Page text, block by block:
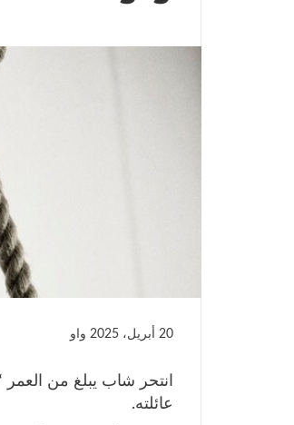
20 أبريل، 2025 واو
عائلته.